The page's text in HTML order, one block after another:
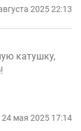
2025 22:13
катушку,
24 мая 2025 17:14